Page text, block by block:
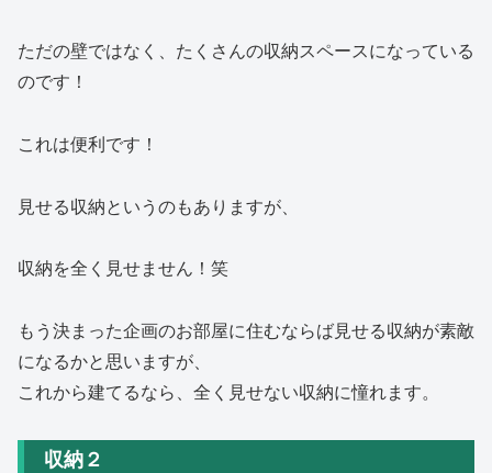
ただの壁ではなく、たくさんの収納スペースになっている
のです！
これは便利です！
見せる収納というのもありますが、
収納を全く見せません！笑
もう決まった企画のお部屋に住むならば見せる収納が素敵
になるかと思いますが、
これから建てるなら、全く見せない収納に憧れます。
収納２